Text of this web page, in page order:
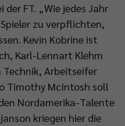
FT. „Wie jedes Jahr
zu verpflichten,
Kevin Kobrine ist
Karl-Lennart Klehm
Technik, Arbeitseifer
Timothy McIntosh soll
Nordamerika-Talente
kriegen hier die